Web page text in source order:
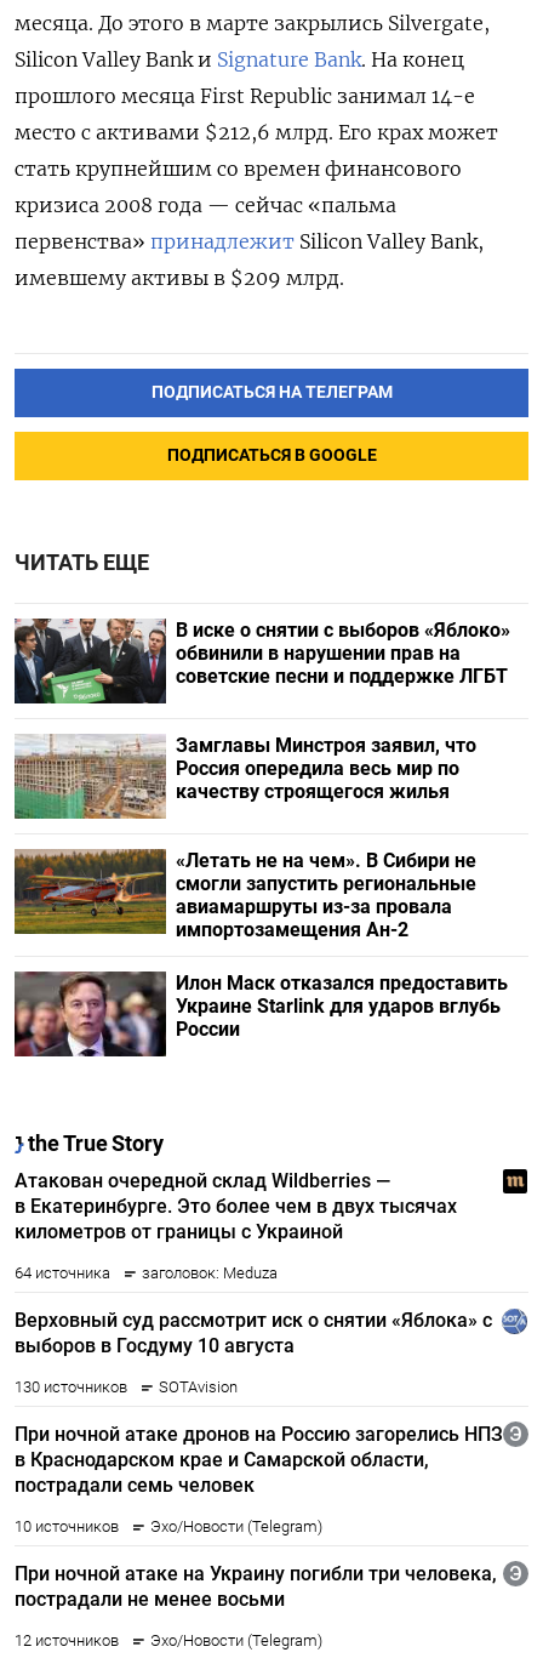
месяца. До этого в марте закрылись Silvergate,
Silicon Valley Bank и Signature Bank. На конец
прошлого месяца First Republic занимал 14-е
место с активами $212,6 млрд. Его крах может
стать крупнейшим со времен финансового
кризиса 2008 года — сейчас «пальма
первенства» принадлежит Silicon Valley Bank,
имевшему активы в $209 млрд.
ПОДПИСАТЬСЯ НА ТЕЛЕГРАМ
ПОДПИСАТЬСЯ В GOOGLE
ЧИТАТЬ ЕЩЕ
В иске о снятии с выборов «Яблоко»
обвинили в нарушении прав на
советские песни и поддержке ЛГБТ
Замглавы Минстроя заявил, что
Россия опередила весь мир по
качеству строящегося жилья
«Летать не на чем». В Сибири не
смогли запустить региональные
авиамаршруты из-за провала
импортозамещения Ан-2
Илон Маск отказался предоставить
Украине Starlink для ударов вглубь
России